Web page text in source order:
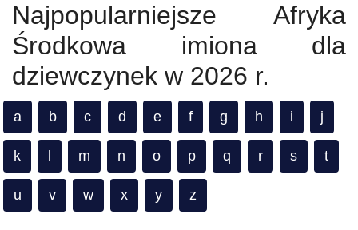
Najpopularniejsze Afryka
Środkowa imiona dla
dziewczynek w 2026 r.
a b c d e f g h i j
k m n o p q r s t
u v w x y z